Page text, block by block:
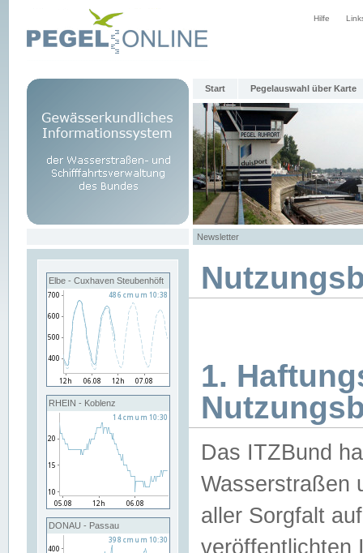
Hilfe
Start Pegelauswahl über Karte
Newsletter
Elbe - Cuxhaven Steubenhöft
RHEIN - Koblenz
DONAU - Passau
1.
Das ITZBund
Wasserstraßen
aller Sorgfalt
veröffentlichten